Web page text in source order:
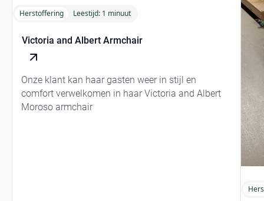
Herstoffering Leestijd: 1 minuut
Victoria and Albert Armchair
Onze klant kan haar gasten weer in stijl en
comfort verwelkomen in haar Victoria and Albert
Moroso armchair